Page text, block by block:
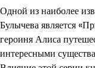
Одной из наиболее
Булычева является
героиня Алиса
интересными